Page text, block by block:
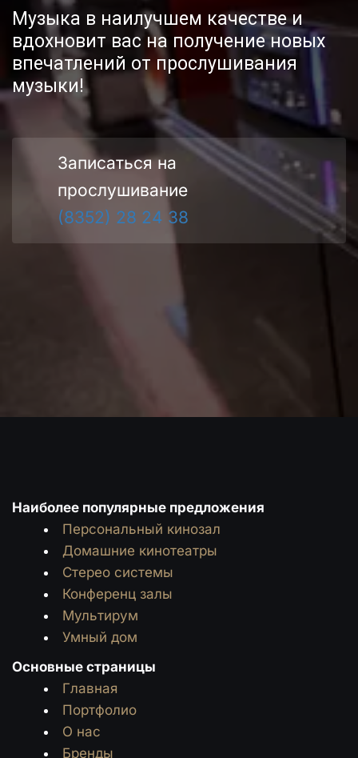
Музыка в наилучшем качестве и
вдохновит вас на получение новых
впечатлений от прослушивания
музыки!
Записаться на
прослушивание
(8352) 28 24 38
Наиболее популярные предложения
Персональный кинозал
Домашние кинотеатры
Стерео системы
Конференц залы
Мультирум
Умный дом
Основные страницы
Главная
Портфолио
О нас
Бренды